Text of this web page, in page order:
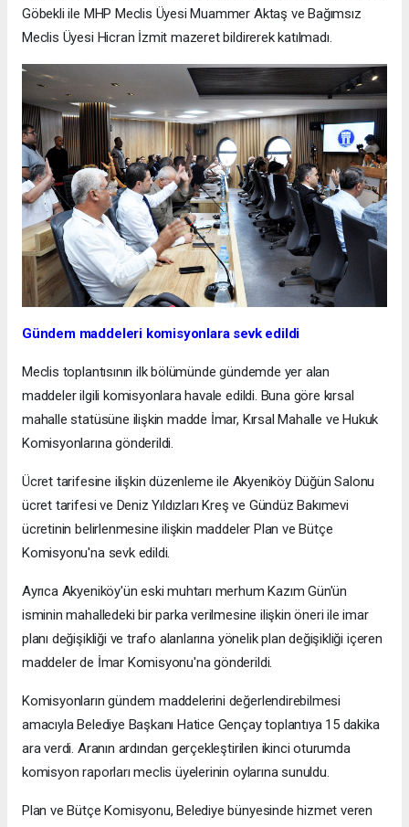
Göbekli ile MHP Meclis Üyesi Muammer Aktaş ve Bağımsız
Meclis Üyesi Hicran İzmit mazeret bildirerek katılmadı.
Gündem maddeleri komisyonlara sevk edildi
Meclis toplantısının ilk bölümünde gündemde yer alan
maddeler ilgili komisyonlara havale edildi. Buna göre kırsal
mahalle statüsüne ilişkin madde İmar, Kırsal Mahalle ve Hukuk
Komisyonlarına gönderildi.
Ücret tarifesine ilişkin düzenleme ile Akyeniköy Düğün Salonu
ücret tarifesi ve Deniz Yıldızları Kreş ve Gündüz Bakımevi
ücretinin belirlenmesine ilişkin maddeler Plan ve Bütçe
Komisyonu'na sevk edildi.
Ayrıca Akyeniköy'ün eski muhtarı merhum Kazım Gün'ün
isminin mahalledeki bir parka verilmesine ilişkin öneri ile imar
planı değişikliği ve trafo alanlarına yönelik plan değişikliği içeren
maddeler de İmar Komisyonu'na gönderildi.
Komisyonların gündem maddelerini değerlendirebilmesi
amacıyla Belediye Başkanı Hatice Gençay toplantıya 15 dakika
ara verdi. Aranın ardından gerçekleştirilen ikinci oturumda
komisyon raporları meclis üyelerinin oylarına sunuldu.
Plan ve Bütçe Komisyonu, Belediye bünyesinde hizmet veren